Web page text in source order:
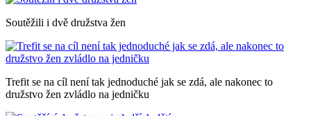
Soutěžili i dvě družstva žen
Trefit se na cíl není tak jednoduché jak se zdá, ale nakonec to
družstvo žen zvládlo na jedničku